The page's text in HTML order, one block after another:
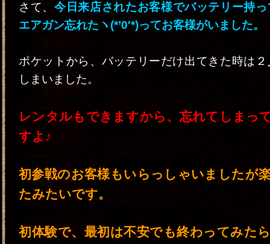
さて、 今日来店されたお客様でバッテリー持
エアガン忘れたヽ(*’0′*)ってお客様がいました。
ポケットから、バッテリーだけ出てきた時は
しまいました。
レンタルもできますから、忘れてしまっ
すよ♪
初参戦のお客様もいらっしゃいましたが
たみたいです。
初体験で、最初は不安でも終わってみた